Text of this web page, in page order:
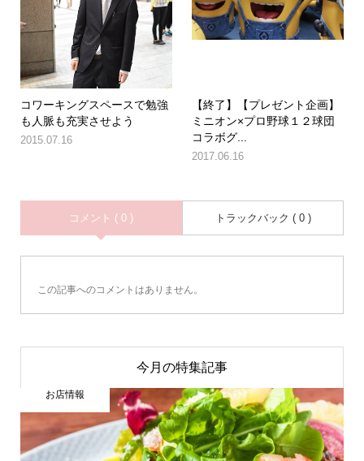
コワーキングスペースで勉強
も人脈も充実させよう
2015.07.16
【終了】【プレゼント企画】
ミニオン×プロ野球１２球団
コラボグ...
2017.06.16
コメント ( 0 ) トラックバック ( 0 )
この記事へのコメントはありません。
今月の特集記事
お店情報